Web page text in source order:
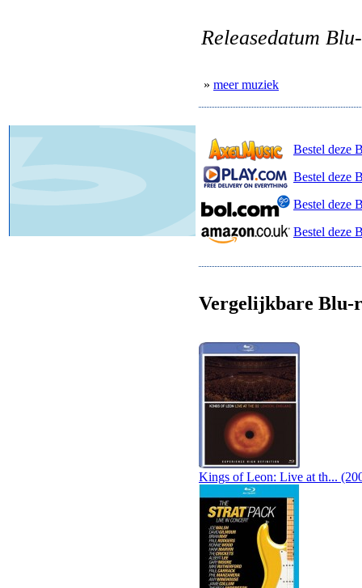
Releasedatum
» meer muziek
Bestel deze
Bestel deze
Bestel deze
Bestel deze
Vergelijkbare Blu-
Kings of Leon: Live at th...